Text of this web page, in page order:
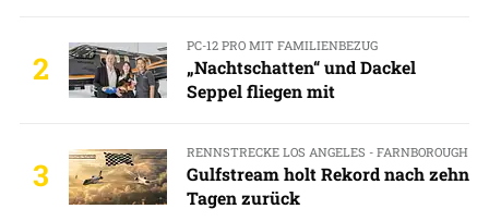
2
PC-12 PRO MIT FAMILIENBEZUG
„Nachtschatten“ und Dackel
Seppel fliegen mit
3
RENNSTRECKE LOS ANGELES - FARNBOROUGH
Gulfstream holt Rekord nach zehn
Tagen zurück